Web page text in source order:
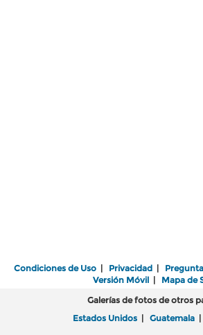
Condiciones de Uso | Privacidad |
Versión Móvil| Mapa de
Galerías de fotos de otros
Estados Unidos | Guatemala |